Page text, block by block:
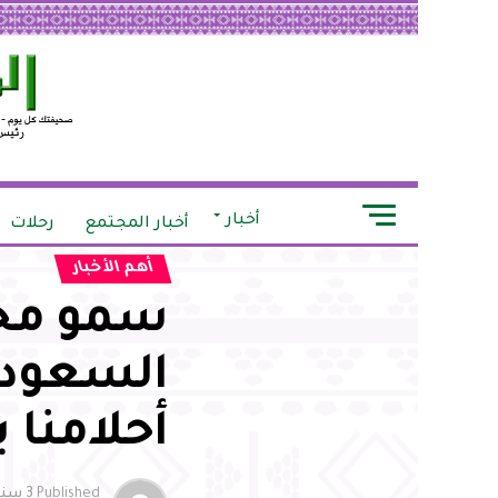
أخبار أخبار المجتمع رحلات
أهم الأخبار
سمو
Published 3 سنوات ago